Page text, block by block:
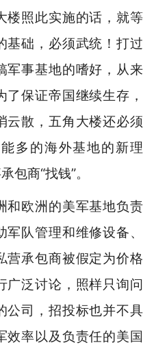
楼照此实施的话，就等
基础，必须武统！打过
军事基地的嗜好，从来
保证帝国继续生存，
云散，五角大楼还必须
多的海外基地的新理
包商“找钱”。
和欧洲的美军基地负责
队管理和维修设备、
营承包商被假定为价格
广泛讨论，照样只询问
公司，招投标也并不具
效率以及负责任的美国